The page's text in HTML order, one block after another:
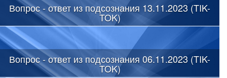
Вопрос - ответ из подсознания 13.11.2023 (TIK-
TOK)
Вопрос - ответ из подсознания 06.11.2023 (TIK-
TOK)